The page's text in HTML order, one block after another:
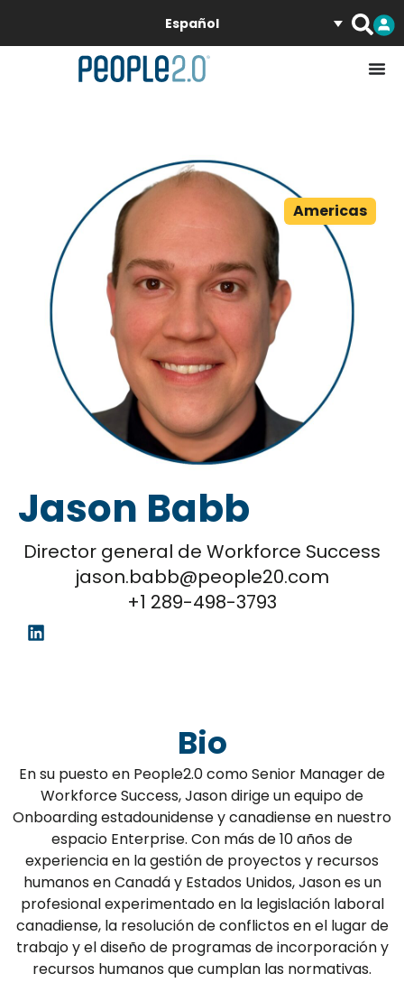
Español
Americas
Jason Babb
Director general de Workforce Success
jason.babb@people20.com
+1 289-498-3793
Bio
En su puesto en People2.0 como Senior Manager de
Workforce Success, Jason dirige un equipo de
Onboarding estadounidense y canadiense en nuestro
espacio Enterprise. Con más de 10 años de
experiencia en la gestión de proyectos y recursos
humanos en Canadá y Estados Unidos, Jason es un
profesional experimentado en la legislación laboral
canadiense, la resolución de conflictos en el lugar de
trabajo y el diseño de programas de incorporación y
recursos humanos que cumplan las normativas.